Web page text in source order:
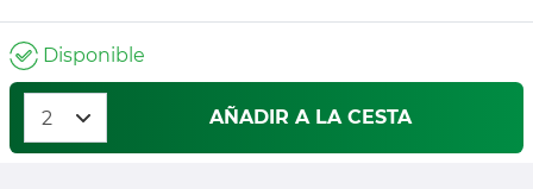
Disponible
AÑADIR A LA CESTA